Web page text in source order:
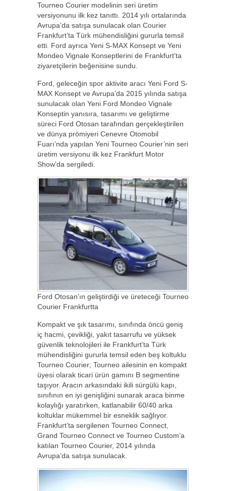
Tourneo Courier modelinin seri üretim
versiyonunu ilk kez tanıttı. 2014 yılı ortalarında
Avrupa’da satışa sunulacak olan Courier
Frankfurt’ta Türk mühendisliğini gururla temsil
etti. Ford ayrıca Yeni S-MAX Konsept ve Yeni
Mondeo Vignale Konseptlerini de Frankfurt’ta
ziyaretçilerin beğenisine sundu.
Ford, geleceğin spor aktivite aracı Yeni Ford S-
MAX Konsept ve Avrupa’da 2015 yılında satışa
sunulacak olan Yeni Ford Mondeo Vignale
Konseptin yanısıra, tasarımı ve geliştirme
süreci Ford Otosan tarafından gerçekleştirilen
ve dünya prömiyeri Cenevre Otomobil
Fuarı’nda yapılan Yeni Tourneo Courier’nin seri
üretim versiyonu ilk kez Frankfurt Motor
Show’da sergiledi.
Ford Otosan’ın geliştirdiği ve üreteceği Tourneo
Courier Frankfurtta
Kompakt ve şık tasarımı, sınıfında öncü geniş
iç hacmi, çevikliği, yakıt tasarrufu ve yüksek
güvenlik teknolojileri ile Frankfurt’ta Türk
mühendisliğini gururla temsil eden beş koltuklu
Tourneo Courier; Tourneo ailesinin en kompakt
üyesi olarak ticari ürün gamını B segmentine
taşıyor. Aracın arkasındaki ikili sürgülü kapı,
sınıfının en iyi genişliğini sunarak araca binme
kolaylığı yaratırken, katlanabilir 60/40 arka
koltuklar mükemmel bir esneklik sağlıyor.
Frankfurt’ta sergilenen Tourneo Connect,
Grand Tourneo Connect ve Tourneo Custom’a
katılan Tourneo Courier, 2014 yılında
Avrupa’da satışa sunulacak.